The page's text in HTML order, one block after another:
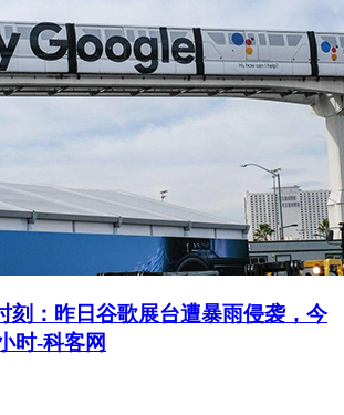
刻：昨日谷歌展台遭暴雨侵袭，今
时-科客网